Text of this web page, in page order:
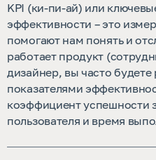
KPI (ки-пи-ай) или
эффективности – это
помогают нам понять и
работает продукт
дизайнер, вы часто
показателями
коэффициент успешности
пользователя и время